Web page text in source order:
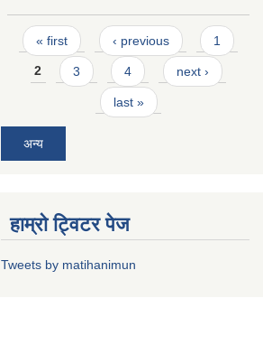
Pages
« first ‹ previous 1
2 3 4 next ›
last »
अन्य
हाम्राे ट्विटर पेज
Tweets by matihanimun